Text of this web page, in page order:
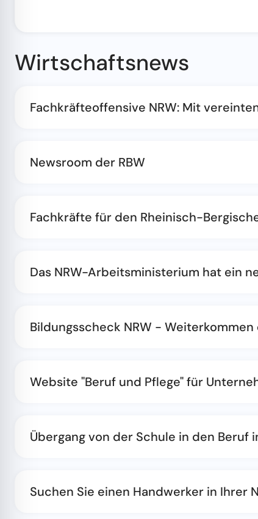
Wirtschaftsnews
Fachkräfteoffensive NRW: Mit
Newsroom der RBW
Fachkräfte für den Rheinisch-
Das NRW-Arbeitsministerium hat ein
Bildungsscheck NRW -
Website "Beruf und Pflege" für
Übergang von der Schule in den Beruf
Suchen Sie einen Handwerker in Ihrer